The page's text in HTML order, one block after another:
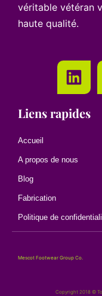
véritable vétéran
haute qualité.
Liens rapides
Accueil
A propos de nous
Blog
Fabrication
Politique de
Mescot Footwear Group Co.
Copyright 2018 ©